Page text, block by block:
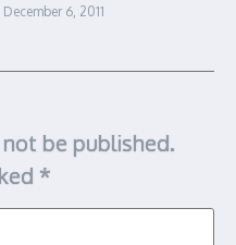
December 6, 2011
be published.
*